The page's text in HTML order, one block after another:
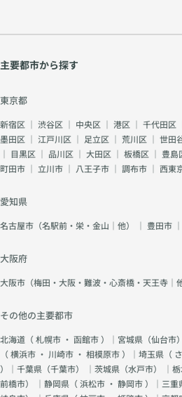
主要都市から探す
東京都
新宿区 ｜ 渋谷区 ｜ 中央区 ｜ 港区 ｜ 千代田区
墨田区 ｜ 江戸川区 ｜ 足立区 ｜ 荒川区 ｜ 世田
｜ 目黒区 ｜ 品川区 ｜ 大田区 ｜ 板橋区 ｜ 豊島
町田市 ｜ 立川市 ｜ 八王子市 ｜ 調布市 ｜ 西東
愛知県
名古屋市（名駅前・栄・金山｜他） ｜ 豊田市 ｜
大阪府
大阪市（梅田・大阪・難波・心斎橋・天王寺｜他
その他の主要都市
北海道（札幌市 ・ 函館市）｜宮城県（仙台市
（横浜市 ・ 川崎市 ・ 相模原市）｜埼玉県（
）｜千葉県（千葉市） ｜茨城県（水戸市） ｜
前橋市） ｜静岡県（浜松市 ・ 静岡市）｜三重